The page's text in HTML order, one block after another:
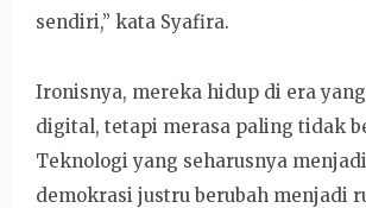
sendiri,” kata Syafira.
Ironisnya, mereka hidup di era
digital, tetapi merasa paling tidak
Teknologi yang seharusnya
demokrasi justru berubah menjadi